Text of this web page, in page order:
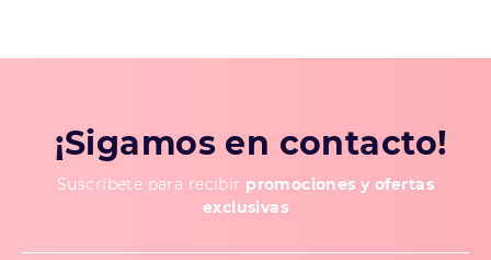
¡Sigamos en contacto!
Suscríbete para recibir promociones y ofertas
exclusivas